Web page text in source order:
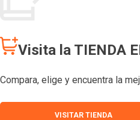
Visita la TIENDA
Compara, elige y encuentra la
VISITAR TIENDA